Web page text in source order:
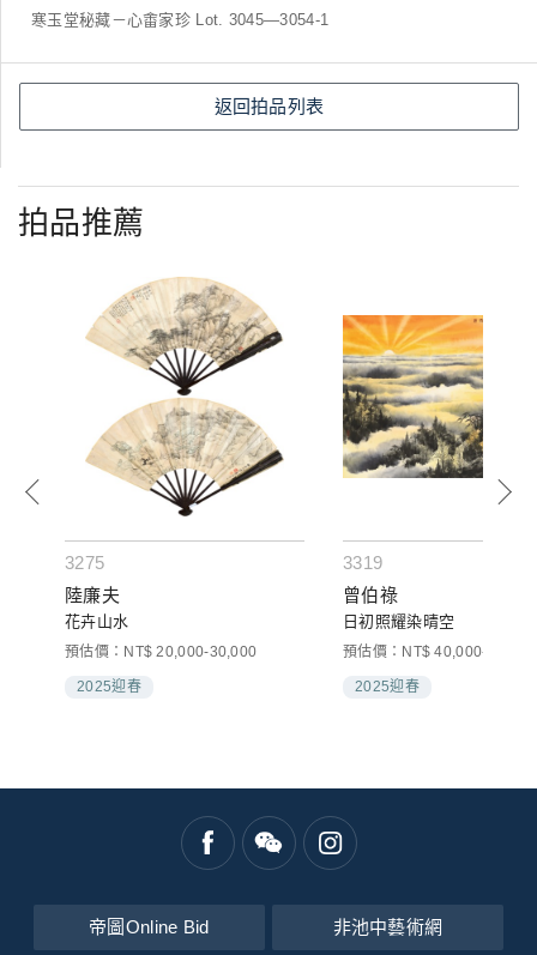
寒玉堂秘藏－心畬家珍 Lot. 3045―3054-1
返回拍品列表
拍品推薦
3275
陸廉夫
花卉山水
預估價：NT$ 20,000-30,000
2025迎春
3319
曾伯祿
日初照耀染晴空
預估價：NT$ 40,000-60,000
2025迎春
帝圖Online Bid 非池中藝術網